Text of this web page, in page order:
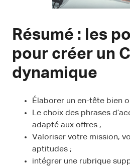
Résumé : les
pour créer un
dynamique
Élaborer un en-tête bien
Le choix des phrases
adapté aux offres ;
Valoriser votre mission,
aptitudes ;
intégrer une rubrique